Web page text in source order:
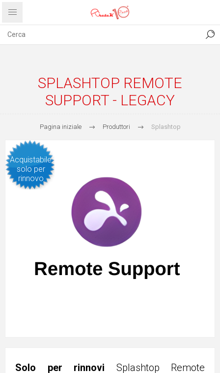
PRIVACY ABOUT US
SPLASHTOP REMOTE
SUPPORT - LEGACY
Pagina iniziale Produttori Splashtop
Acquistabile
solo per
rinnovo
Solo per rinnovi Splashtop Remote